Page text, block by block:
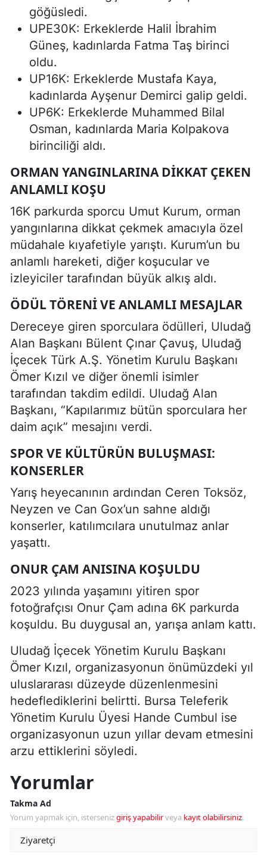
göğüsledi.
UPE30K: Erkeklerde Halil İbrahim
Güneş, kadınlarda Fatma Taş birinci
oldu.
UP16K: Erkeklerde Mustafa Kaya,
kadınlarda Ayşenur Demirci galip geldi.
UP6K: Erkeklerde Muhammed Bilal
Osman, kadınlarda Maria Kolpakova
birinciliği aldı.
ORMAN YANGINLARINA DIKKAT ÇEKEN
ANLAMLI KOŞU
16K parkurda sporcu Umut Kurum, orman
yangınlarına dikkat çekmek amacıyla özel
müdahale kıyafetiyle yarıştı. Kurum’un bu
anlamlı hareketi, diğer koşucular ve
izleyiciler tarafından büyük alkış aldı.
ÖDÜL TÖRENI VE ANLAMLI MESAJLAR
Dereceye giren sporculara ödülleri, Uludağ
Alan Başkanı Bülent Çınar Çavuş, Uludağ
İçecek Türk A.Ş. Yönetim Kurulu Başkanı
Ömer Kızıl ve diğer önemli isimler
tarafından takdim edildi. Uludağ Alan
Başkanı, “Kapılarımız bütün sporculara her
daim açık” mesajını verdi.
SPOR VE KÜLTÜRÜN BULUŞMASI:
KONSERLER
Yarış heyecanının ardından Ceren Toksöz,
Neyzen ve Can Gox’un sahne aldığı
konserler, katılımcılara unutulmaz anlar
yaşattı.
ONUR ÇAM ANISINA KOŞULDU
2023 yılında yaşamını yitiren spor
fotoğrafçısı Onur Çam adına 6K parkurda
koşuldu. Bu duygusal an, yarışa anlam kattı.
Uludağ İçecek Yönetim Kurulu Başkanı
Ömer Kızıl, organizasyonun önümüzdeki yıl
uluslararası düzeyde düzenlenmesini
hedeflediklerini belirtti. Bursa Teleferik
Yönetim Kurulu Üyesi Hande Cumbul ise
organizasyonun uzun yıllar devam etmesini
arzu ettiklerini söyledi.
Yorumlar
Takma Ad
Yorum yapmak için, istersenizgiriş yapabilirveya kayıt olabilirsiniz.